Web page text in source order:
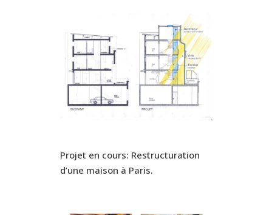
Projet en cours: Restructuration
d’une maison à Paris.